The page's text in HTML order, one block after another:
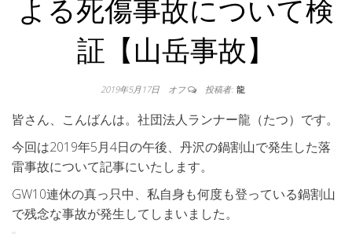
よる死傷事故について検
証【山岳事故】
2019年5月17日 オフ 投稿者: 龍
皆さん、こんばんは。社団法人ランナー龍（たつ）です。
今回は2019年5月4日の午後、丹沢の鍋割山で発生した落
雷事故について記事にいたします。
GW10連休の真っ只中、私自身も何度も登っている鍋割山
で残念な事故が発生してしまいました。